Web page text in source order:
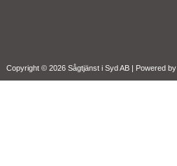
Copyright © 2026 Sågtjänst i Syd AB | Powered by